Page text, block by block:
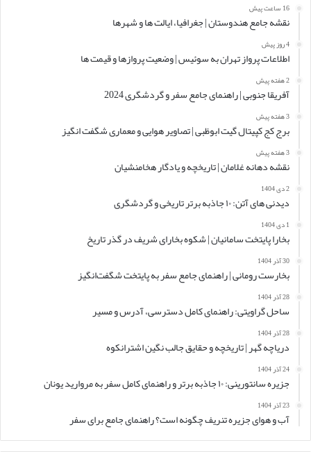
16 ساعت پیش
نقشه جامع هندوستان | جغرافیا، ایالت ها و شهرها
4 روز پیش
اطلاعات پرواز تهران به سوئیس | وضعیت پروازها و قیمت ها
2 هفته پیش
آفریقا جنوبی | راهنمای جامع سفر و گردشگری 2024
3 هفته پیش
برج کج کپیتال گیت ابوظبی | تصاویر هوایی و معماری شگفت انگیز
3 هفته پیش
نقشه دهانه غلامان | تاریخچه و یادگار هخامنشیان
2 دی 1404
دیدنی های آتن: ۱۰ جاذبه برتر تاریخی و گردشگری
1 دی 1404
بخارا پایتخت سامانیان | شکوه بخارای شریف در گذر تاریخ
30 آذر 1404
بخارست رومانی | راهنمای جامع سفر به پایتخت شگفت‌انگیز
28 آذر 1404
ساحل گراویتی: راهنمای کامل دسترسی، آدرس و مسیر
28 آذر 1404
دریاچه گهر | تاریخچه و حقایق جالب نگین اشترانکوه
24 آذر 1404
جزیره سانتورینی: ۱۰ جاذبه برتر و راهنمای کامل سفر به مروارید یونان
23 آذر 1404
آب و هوای جزیره تنریف چگونه است؟ راهنمای جامع برای سفر